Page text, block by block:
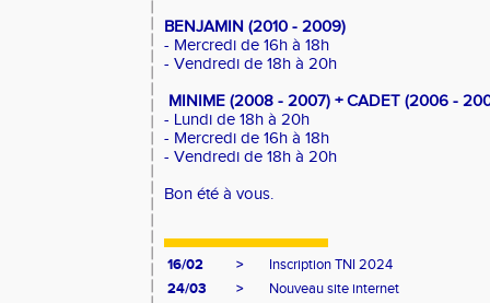
BENJAMIN (2010 - 2009)
- Mercredi de 16h à 18h
- Vendredi de 18h à 20h
MINIME (2008 - 2007) + CADET (2006 -
- Lundi de 18h à 20h
- Mercredi de 16h à 18h
- Vendredi de 18h à 20h
Bon été à vous.
16/02 >
Inscription TNI 2024
24/03
>
Nouveau site internet